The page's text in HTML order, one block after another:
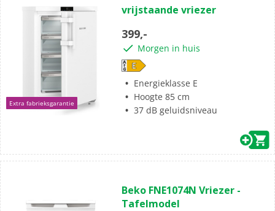
Extra fabrieksgarantie
vrijstaande vriezer
399,-
Morgen in huis
Energieklasse E
Hoogte 85 cm
37 dB geluidsniveau
Beko FNE1074N Vriezer -
Tafelmodel